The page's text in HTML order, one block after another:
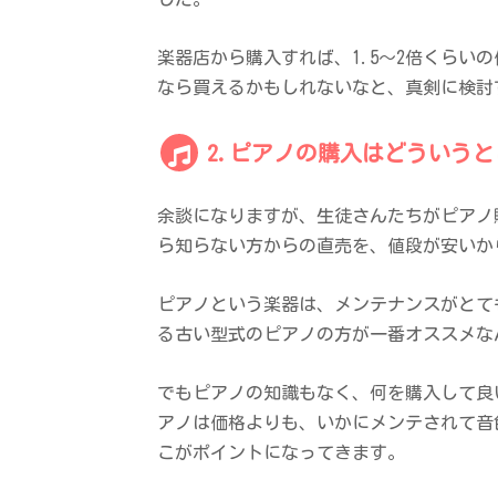
楽器店から購入すれば、1.5～2倍くらい
なら買えるかもしれないなと、真剣に検討
2.ピアノの購入はどういう
余談になりますが、生徒さんたちがピア
ら知らない方からの直売を、値段が安い
ピアノという楽器は、メンテナンスがと
る古い型式のピアノの方が一番オススメ
でもピアノの知識もなく、何を購入して
アノは価格よりも、いかにメンテされて
こがポイントになってきます。